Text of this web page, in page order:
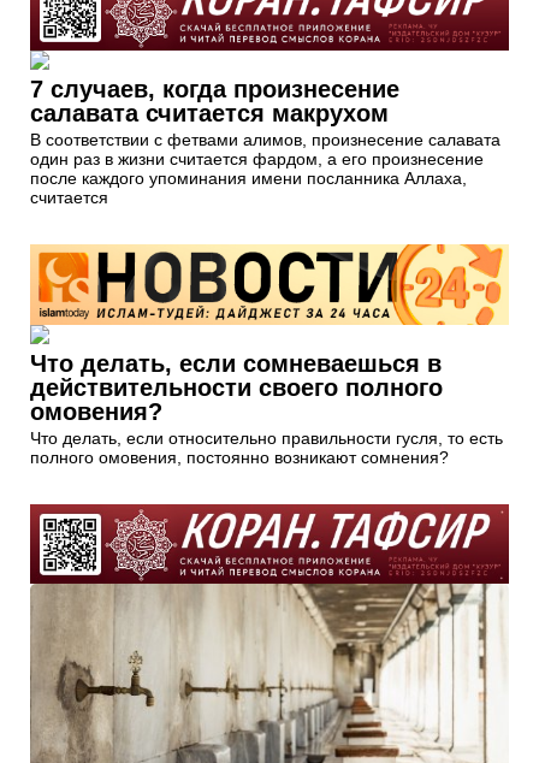
7 случаев, когда произнесение
салавата считается макрухом
В соответствии с фетвами алимов, произнесение салавата
один раз в жизни считается фардом, а его произнесение
после каждого упоминания имени посланника Аллаха,
считается
Что делать, если сомневаешься в
действительности своего полного
омовения?
Что делать, если относительно правильности гусля, то есть
полного омовения, постоянно возникают сомнения?